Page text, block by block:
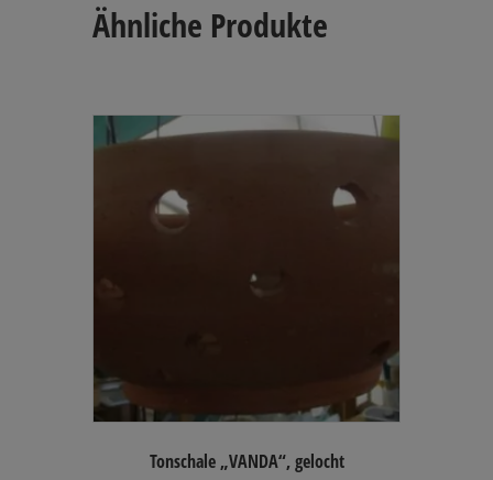
Ähnliche Produkte
Tonschale „VANDA“, gelocht